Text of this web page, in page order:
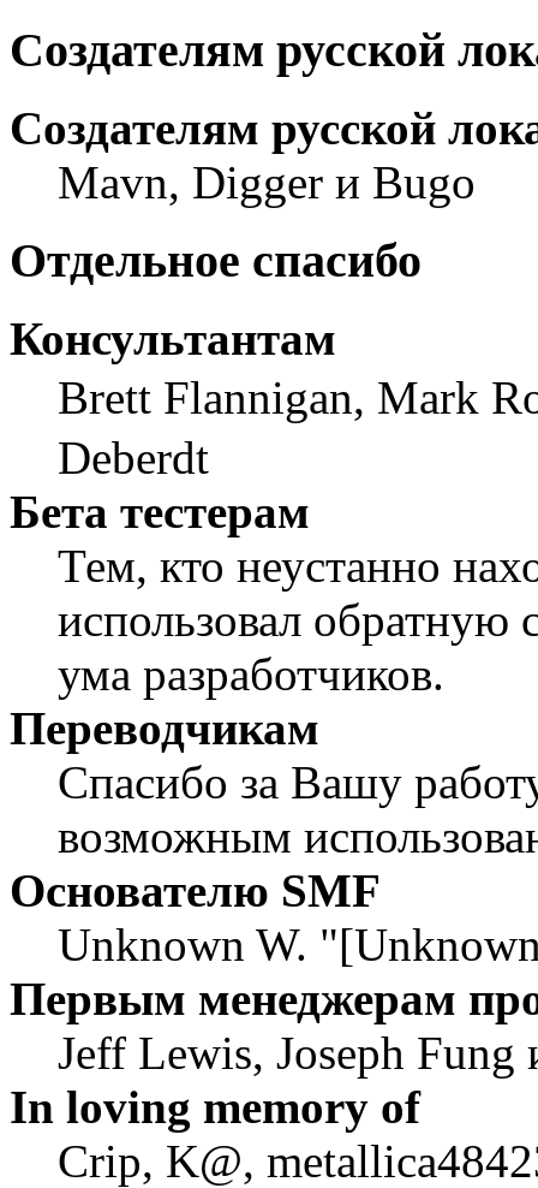
Создателям русской
Создателям русской
Mavn, Digger и Bugo
Отдельное спасибо
Консультантам
Brett Flannigan, Mark
Deberdt
Бета тестерам
Тем, кто неустанно
использовал обратную
ума разработчиков.
Переводчикам
Спасибо за Вашу
возможным
Основателю SMF
Unknown W.
Первым менеджерам
Jeff Lewis, Joseph
In loving memory of
Crip, K@,